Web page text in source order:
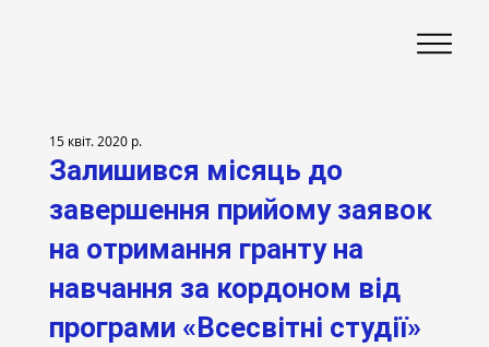
Залишився місяць до
завершення прийому заявок
на отримання гранту на
навчання за кордоном від
програми «Всесвітні студії»
15 квіт. 2020 р.